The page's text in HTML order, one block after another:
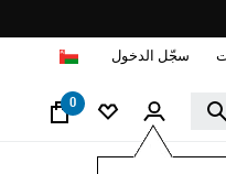
سجّل الدخول
0